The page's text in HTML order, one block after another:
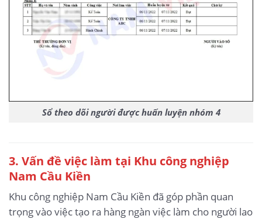
Sổ theo dõi người được huấn luyện nhóm 4
3. Vấn đề việc làm tại Khu công nghiệp
Nam Cầu Kiền
Khu công nghiệp Nam Cầu Kiền đã góp phần quan
trọng vào việc tạo ra hàng ngàn việc làm cho người lao